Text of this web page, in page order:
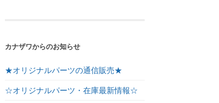
カナザワからのお知らせ
★オリジナルパーツの通信販売★
☆オリジナルパーツ・在庫最新情報☆